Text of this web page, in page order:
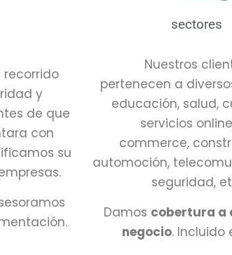
recorrido
y
de que
con
su
sectores
Nuestros
pertenecen a
educación, salud,
servicios
commerce,
automoción,
seguridad,
Damos cobertura a
negocio. Incluido